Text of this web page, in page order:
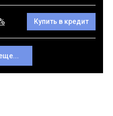
Купить в кредит